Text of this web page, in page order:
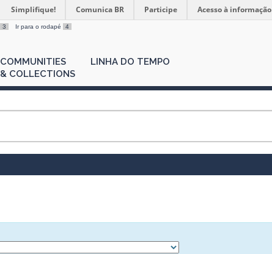
Simplifique! Comunica BR Participe Acesso à informação
3 Ir para o rodapé 4
COMMUNITIES
& COLLECTIONS
LINHA DO TEMPO